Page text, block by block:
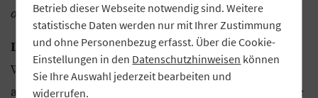
oder Europa zu holen?
Lang:Pharmahersteller sind genauso wie wir
Wirtschaftsunternehmen, die zumindest dauerhaft
auskömmliche Erträge erwirtschaften müssen. Eine
Betrieb dieser Webseite notwendig sind. Weitere
statistische Daten werden nur mit Ihrer Zustimmung
und ohne Personenbezug erfasst. Über die Cookie-
Einstellungen in den Datenschutzhinweisen können
Sie Ihre Auswahl jederzeit bearbeiten und
widerrufen.